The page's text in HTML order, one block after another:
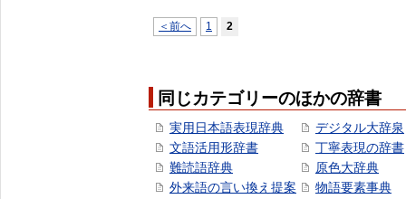
＜前へ 1 2
同じカテゴリーのほかの辞書
実用日本語表現辞典
文語活用形辞書
難読語辞典
外来語の言い換え提案
デジタル大辞泉
丁寧表現の辞書
原色大辞典
物語要素事典